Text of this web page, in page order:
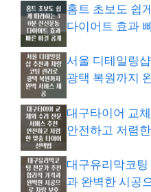
홈트 초보도 쉽
다이어트 효과
서울 디테일링
광택 복원까지
대구타이어 교
안전하고 저렴
대구유리막코팅
과 완벽한 시공